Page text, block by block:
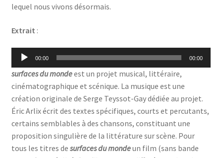
lequel nous vivons désormais.
Extrait :
Lecteur
audio
00:00 00:00
surfaces du mondeest un projet musical, littéraire,
cinématographique et scénique. La musique est une
création originale de Serge Teyssot-Gay dédiée au projet.
Éric Arlix écrit des textes spécifiques, courts et percutants,
certains semblables à des chansons, constituant une
proposition singulière de la littérature sur scène. Pour
tous les titres de surfaces du mondeun film (sans bande